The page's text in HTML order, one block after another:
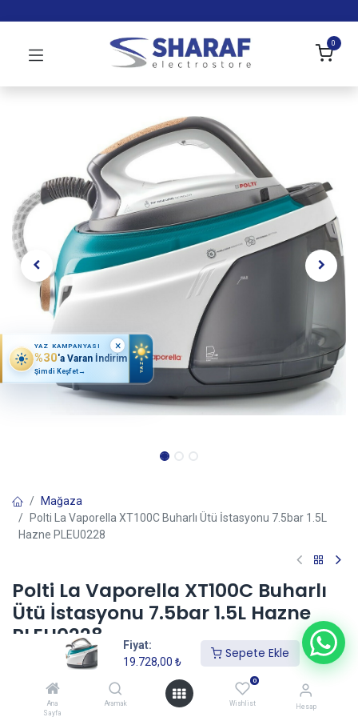
Fiyat:
19.728,00 ₺
Sepete Ekle
Ana
Sayfa
Aramak
0
Wishlist Hesap
0
Mağaza
Polti La Vaporella XT100C Buharlı Ütü İstasyonu 7.5bar 1.5L
Hazne PLEU0228
Polti La Vaporella XT100C Buharlı
Ütü İstasyonu 7.5bar 1.5L Hazne
PLEU0228
(0 incele)
19.728,00 21.936,00 ₺
YAZ KAMPANYASI
%30'a Varan İndirim
Şimdi Keşfet→ YAZ
×